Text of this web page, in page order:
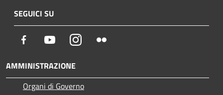
SEGUICI SU
Facebook YoutubeInstagram
AMMINISTRAZIONE
Organi di Governo